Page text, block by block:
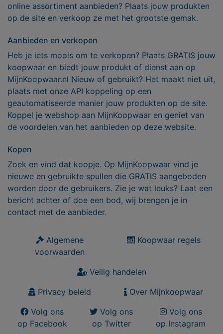
online assortiment aanbieden? Plaats jouw produkten
op de site en verkoop ze met het grootste gemak.
Aanbieden en verkopen
Heb je iets moois om te verkopen? Plaats GRATIS jouw
koopwaar en biedt jouw produkt of dienst aan op
MijnKoopwaar.nl Nieuw of gebruikt? Het maakt niet uit,
plaats met onze API koppeling op een
geautomatiseerde manier jouw produkten op de site.
Koppel je webshop aan MijnKoopwaar en geniet van
de voordelen van het aanbieden op deze website.
Kopen
Zoek en vind dat koopje. Op MijnKoopwaar vind je
nieuwe en gebruikte spullen die GRATIS aangeboden
worden door de gebruikers. Zie je wat leuks? Laat een
bericht achter of doe een bod, wij brengen je in
contact met de aanbieder.
Algemene
voorwaarden
Koopwaar regels
Veilig handelen
Privacy beleid
Over Mijnkoopwaar
Volg ons
op Facebook
Volg ons
op Twitter
Volg ons
op Instagram